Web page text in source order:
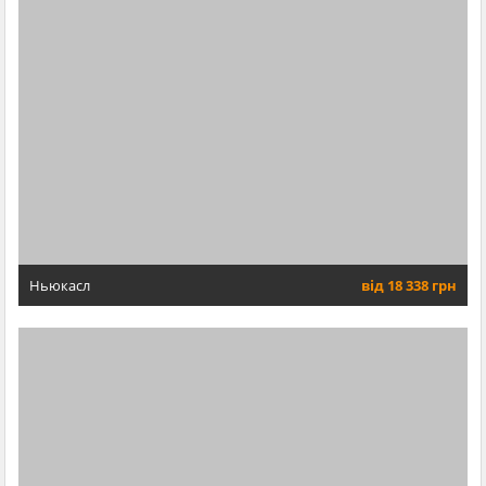
Ньюкасл від 18 338 грн